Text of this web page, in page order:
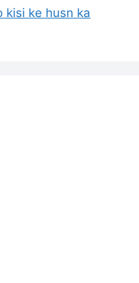
kisi ke husn ka